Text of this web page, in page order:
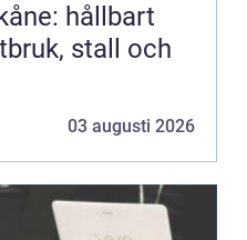
hållbart
stall och
03 augusti 2026